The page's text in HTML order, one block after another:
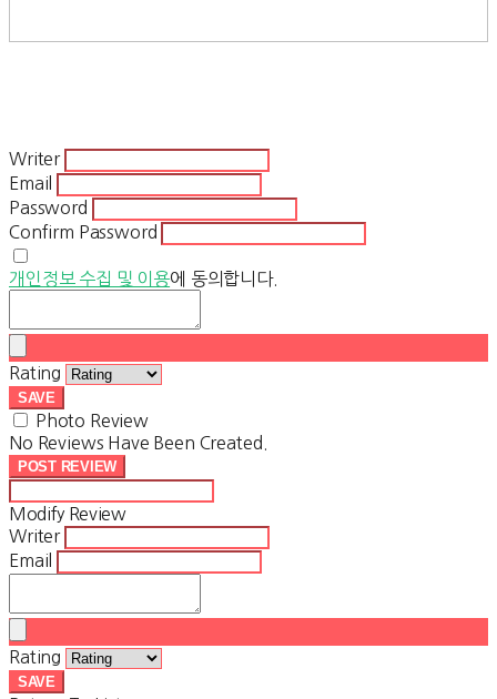
Writer
Email
Password
Confirm Password
개인정보 수집 및 이용에 동의합니다.
Rating
SAVE
Photo Review
No Reviews Have Been Created.
POST REVIEW
Modify Review
Writer
Email
Rating
SAVE